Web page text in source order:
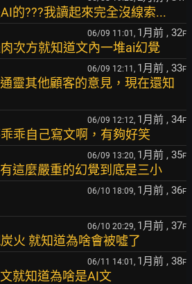
的???我讀起來完全沒線索...
06/09 11:01, 1月前 , 32F
次方就知道文內一堆ai幻覺
06/09 12:11, 1月前 , 33F
靈其他顧客的意見，現在還知
06/09 12:12, 1月前 , 34F
乖自己寫文啊，有夠好笑
06/09 13:20, 1月前 , 35F
這麼嚴重的幻覺到底是三小
06/10 18:09, 1月前 , 36F
06/10 20:29, 1月前 , 37F
火 就知道為啥會被噓了
06/11 14:01, 1月前 , 38F
就知道為啥是AI文